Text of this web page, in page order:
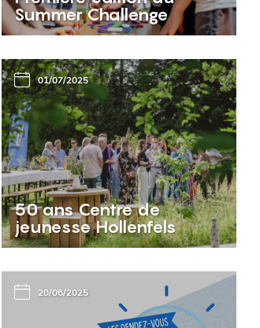
Summer Challenge
01/07/2025
50 ans Centre de
jeunesse Hollenfels
20/06/2025